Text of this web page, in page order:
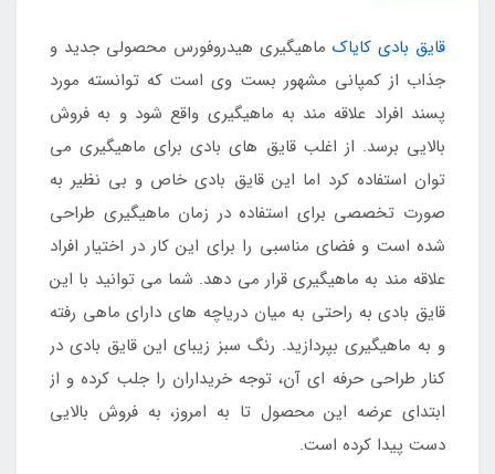
قایق بادی کایاک ماهیگیری هیدروفورس محصولی جدید و
جذاب از کمپانی مشهور بست وی است که توانسته مورد
پسند افراد علاقه مند به ماهیگیری واقع شود و به فروش
بالایی برسد. از اغلب قایق های بادی برای ماهیگیری می
توان استفاده کرد اما این قایق بادی خاص و بی نظیر به
صورت تخصصی برای استفاده در زمان ماهیگیری طراحی
شده است و فضای مناسبی را برای این کار در اختیار افراد
علاقه مند به ماهیگیری قرار می دهد. شما می توانید با این
قایق بادی به راحتی به میان دریاچه های دارای ماهی رفته
و به ماهیگیری بپردازید. رنگ سبز زیبای این قایق بادی در
کنار طراحی حرفه ای آن، توجه خریداران را جلب کرده و از
ابتدای عرضه این محصول تا به امروز، به فروش بالایی
دست پیدا کرده است.